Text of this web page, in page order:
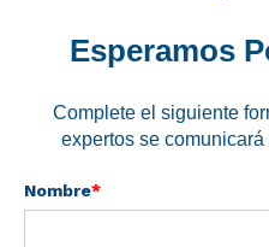
Análisis para Lácteos
Suplementos
Servicios para
Alimentos
Esperamos
Complete el siguiente
expertos se
Nombre*